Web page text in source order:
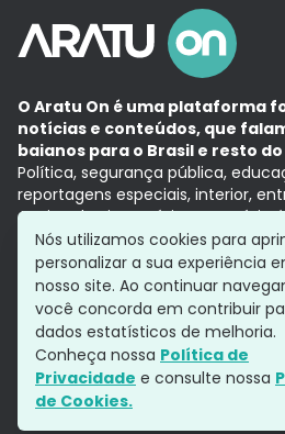
O Aratu On é uma plataforma
notícias e conteúdos, que
baianos para o Brasil e resto
Política, segurança pública,
reportagens especiais, interior,
Aqui, tudo vira notícia e a notícia
com a credibilidade do Grupo
Grupo Aratu
Política de
Siga-nos
Nós utilizamos cookies para
personalizar a sua experiência
nosso site. Ao continuar
você concorda em contribuir
dados estatísticos de melhoria.
Conheça nossa Política de
Privacidade e consulte nossa
de Cookies.